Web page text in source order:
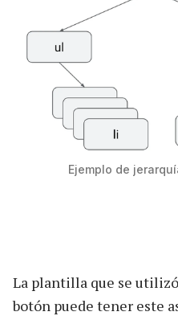
Ejemplo de
La plantilla que se
botón puede tener este